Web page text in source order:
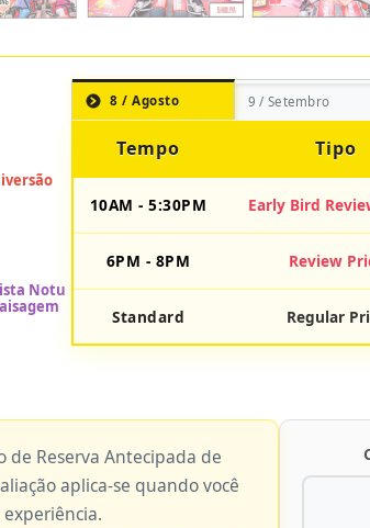
8 / Agosto 9 / Setembro
Tempo Tipo
10AM - 5:30PM Early Bird
6PM - 8PM Review
Standard Regular
de Reserva Antecipada de
aplica-se quando você